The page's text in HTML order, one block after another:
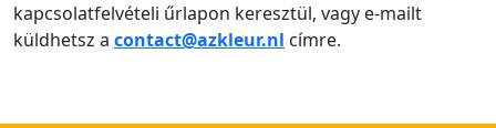
kapcsolatfelvételi űrlapon keresztül, vagy e-mailt
küldhetsz a contact@azkleur.nl címre.